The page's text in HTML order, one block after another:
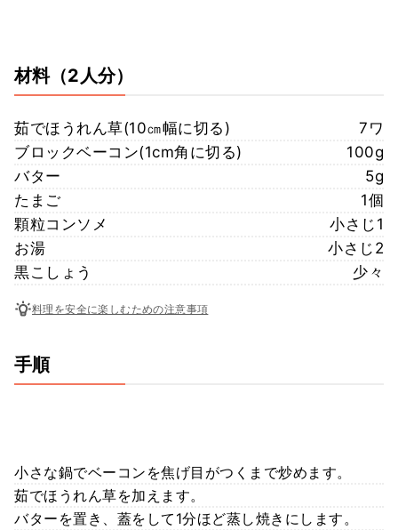
材料（2人分）
茹でほうれん草(10㎝幅に切る)
7ワ
ブロックベーコン(1cm角に切る)
100g
バター
5g
たまご
1個
顆粒コンソメ
小さじ1
お湯
小さじ2
黒こしょう
少々
料理を安全に楽しむための注意事項
手順
小さな鍋でベーコンを焦げ目がつくまで炒めます。
茹でほうれん草を加えます。
バターを置き、蓋をして1分ほど蒸し焼きにします。